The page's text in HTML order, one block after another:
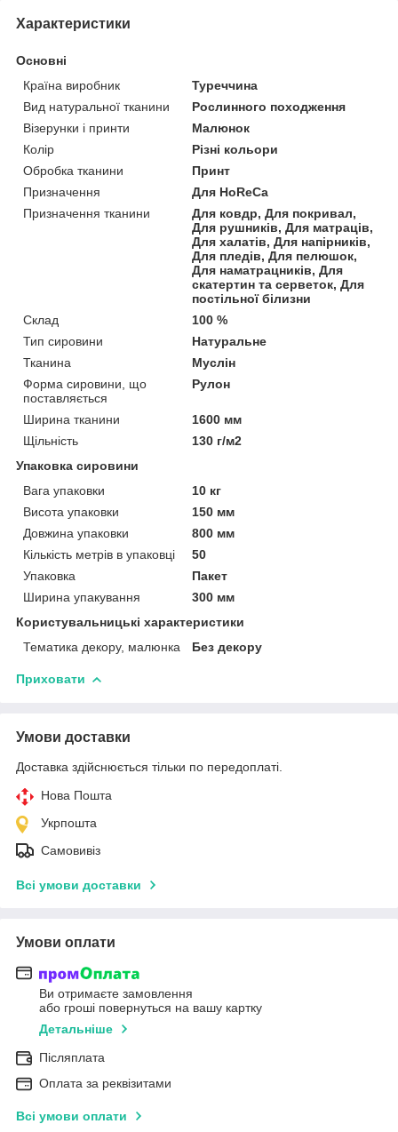
Характеристики
Основні
Країна виробник
Туреччина
Вид натуральної тканини
Рослинного походження
Візерунки і принти
Малюнок
Колір
Різні кольори
Обробка тканини
Принт
Призначення
Для HoReCa
Призначення тканини
Для ковдр, Для покривал,
Для рушників, Для матраців,
Для халатів, Для напірників,
Для пледів, Для пелюшок,
Для наматрацників, Для
скатертин та серветок, Для
постільної білизни
Склад
100 %
Тип сировини
Натуральне
Тканина
Муслін
Форма сировини, що
поставляється
Рулон
Ширина тканини
1600 мм
Щільність
130 г/м2
Упаковка сировини
Вага упаковки
10 кг
Висота упаковки
150 мм
Довжина упаковки
800 мм
Кількість метрів в упаковці
50
Упаковка
Пакет
Ширина упакування
300 мм
Користувальницькі характеристики
Тематика декору, малюнка
Без декору
Приховати
Умови доставки
Доставка здійснюється тільки по передоплаті.
Нова Пошта
Укрпошта
Самовивіз
Всі умови доставки
Умови оплати
Ви отримаєте замовлення
або гроші повернуться на вашу картку
Детальніше
Післяплата
Оплата за реквізитами
Всі умови оплати